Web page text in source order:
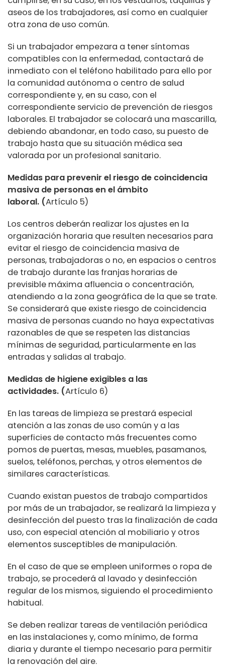
aseos de los trabajadores, así como en cualquier
otra zona de uso común.
Si un trabajador empezara a tener síntomas
compatibles con la enfermedad, contactará de
inmediato con el teléfono habilitado para ello por
la comunidad autónoma o centro de salud
correspondiente y, en su caso, con el
correspondiente servicio de prevención de riesgos
laborales. El trabajador se colocará una mascarilla,
debiendo abandonar, en todo caso, su puesto de
trabajo hasta que su situación médica sea
valorada por un profesional sanitario.
Medidas para prevenir el riesgo de coincidencia
masiva de personas en el ámbito
laboral. (Artículo 5)
Los centros deberán realizar los ajustes en la
organización horaria que resulten necesarios para
evitar el riesgo de coincidencia masiva de
personas, trabajadoras o no, en espacios o centros
de trabajo durante las franjas horarias de
previsible máxima afluencia o concentración,
atendiendo a la zona geográfica de la que se trate.
Se considerará que existe riesgo de coincidencia
masiva de personas cuando no haya expectativas
razonables de que se respeten las distancias
mínimas de seguridad, particularmente en las
entradas y salidas al trabajo.
Medidas de higiene exigibles a las
actividades. (Artículo 6)
En las tareas de limpieza se prestará especial
atención a las zonas de uso común y a las
superficies de contacto más frecuentes como
pomos de puertas, mesas, muebles, pasamanos,
suelos, teléfonos, perchas, y otros elementos de
similares características.
Cuando existan puestos de trabajo compartidos
por más de un trabajador, se realizará la limpieza y
desinfección del puesto tras la finalización de cada
uso, con especial atención al mobiliario y otros
elementos susceptibles de manipulación.
En el caso de que se empleen uniformes o ropa de
trabajo, se procederá al lavado y desinfección
regular de los mismos, siguiendo el procedimiento
habitual.
Se deben realizar tareas de ventilación periódica
en las instalaciones y, como mínimo, de forma
diaria y durante el tiempo necesario para permitir
la renovación del aire.